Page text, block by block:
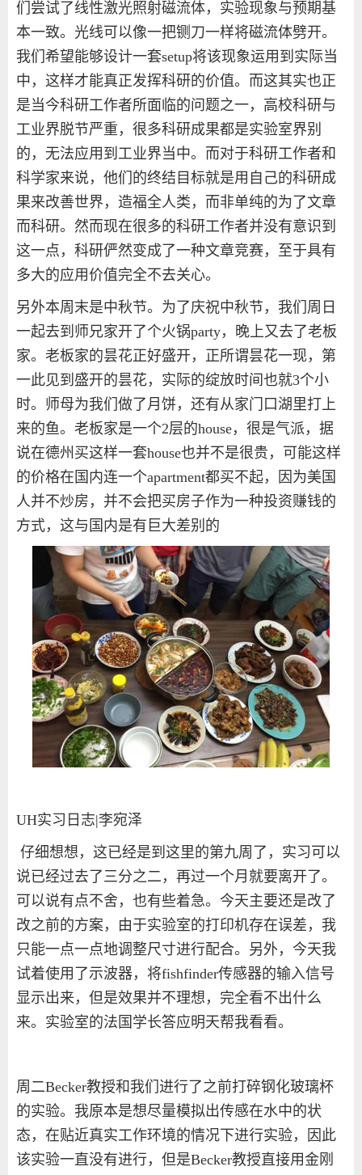
们尝试了线性激光照射磁流体，实验现象与预期基
本一致。光线可以像一把铡刀一样将磁流体劈开。
我们希望能够设计一套setup将该现象运用到实际当
中，这样才能真正发挥科研的价值。而这其实也正
是当今科研工作者所面临的问题之一，高校科研与
工业界脱节严重，很多科研成果都是实验室界别
的，无法应用到工业界当中。而对于科研工作者和
科学家来说，他们的终结目标就是用自己的科研成
果来改善世界，造福全人类，而非单纯的为了文章
而科研。然而现在很多的科研工作者并没有意识到
这一点，科研俨然变成了一种文章竞赛，至于具有
多大的应用价值完全不去关心。
另外本周末是中秋节。为了庆祝中秋节，我们周日
一起去到师兄家开了个火锅party，晚上又去了老板
家。老板家的昙花正好盛开，正所谓昙花一现，第
一此见到盛开的昙花，实际的绽放时间也就3个小
时。师母为我们做了月饼，还有从家门口湖里打上
来的鱼。老板家是一个2层的house，很是气派，据
说在德州买这样一套house也并不是很贵，可能这样
的价格在国内连一个apartment都买不起，因为美国
人并不炒房，并不会把买房子作为一种投资赚钱的
方式，这与国内是有巨大差别的
UH实习日志|李宛泽
仔细想想，这已经是到这里的第九周了，实习可以
说已经过去了三分之二，再过一个月就要离开了。
可以说有点不舍，也有些着急。今天主要还是改了
改之前的方案，由于实验室的打印机存在误差，我
只能一点一点地调整尺寸进行配合。另外，今天我
试着使用了示波器，将fishfinder传感器的输入信号
显示出来，但是效果并不理想，完全看不出什么
来。实验室的法国学长答应明天帮我看看。
周二Becker教授和我们进行了之前打碎钢化玻璃杯
的实验。我原本是想尽量模拟出传感在水中的状
态，在贴近真实工作环境的情况下进行实验，因此
该实验一直没有进行，但是Becker教授直接用金刚